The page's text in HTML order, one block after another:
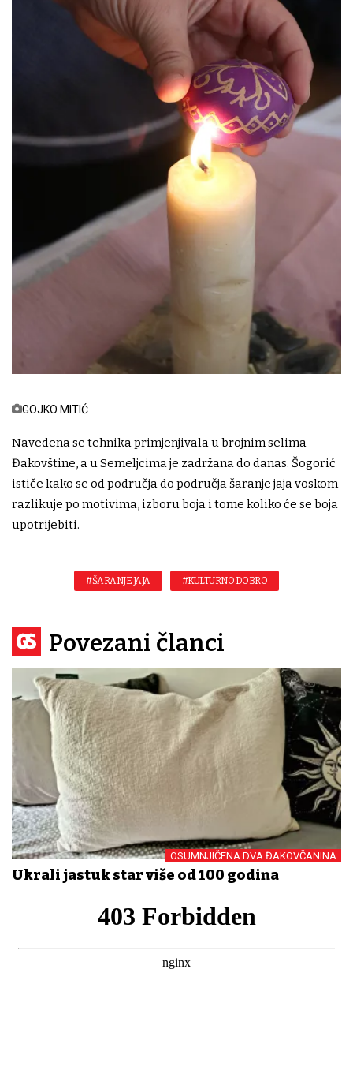
GOJKO MITIĆ
Navedena se tehnika primjenjivala u brojnim selima
Đakovštine, a u Semeljcima je zadržana do danas. Šogorić
ističe kako se od područja do područja šaranje jaja voskom
razlikuje po motivima, izboru boja i tome koliko će se boja
upotrijebiti.
#ŠARANJE JAJA #KULTURNO DOBRO
Povezani članci
OSUMNJIČENA DVA ĐAKOVČANINA
Ukrali jastuk star više od 100 godina